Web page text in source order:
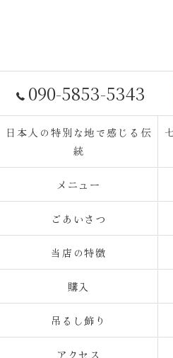
090-5853-5343
日本人の特別な地で感じる伝
統
メニュー
ごあいさつ
当店の特徴
購入
吊るし飾り
アクセス